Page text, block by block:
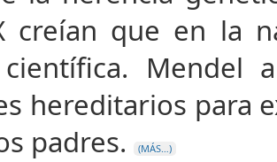
creían que en la
científica. Mendel
hereditarios para
padres.
(MÁS…)